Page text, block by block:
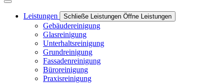
Leistungen Schließe Leistungen Öffne Leistungen
Gebäudereinigung
Glasreinigung
Unterhaltsreinigung
Grundreinigung
Fassadenreinigung
Büroreinigung
Praxisreinigung